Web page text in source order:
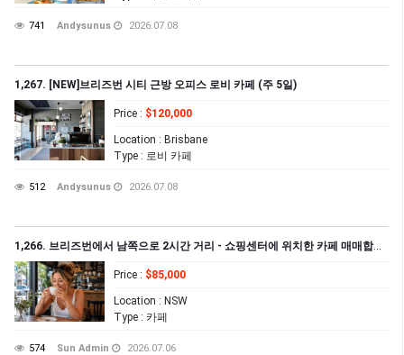
741 Andysunus 2026.07.08
1,267. [NEW]브리즈번 시티 근방 오피스 로비 카페 (주 5일)
Price : $120,000
Location : Brisbane
Type : 로비 카페
512 Andysunus 2026.07.08
1,266. 브리즈번에서 남쪽으로 2시간 거리 - 쇼핑센터에 위치한 카페 매매합니다
Price : $85,000
Location : NSW
Type : 카페
574 Sun Admin 2026.07.06